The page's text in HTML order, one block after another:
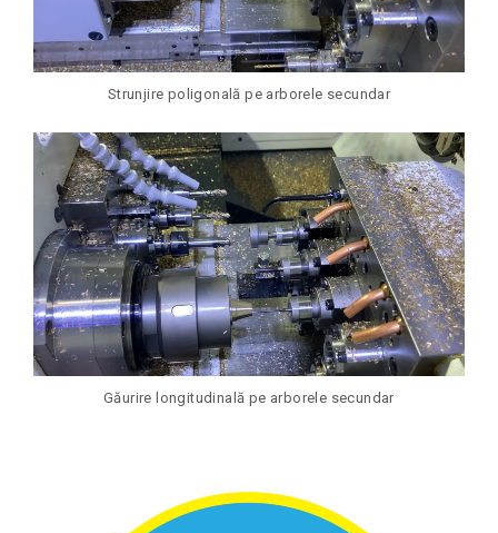
Strunjire poligonală pe arborele secundar
Găurire longitudinală pe arborele secundar